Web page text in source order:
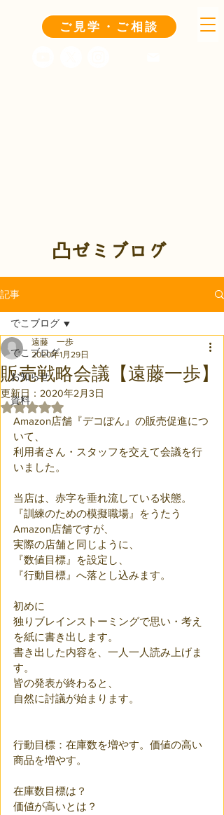
ご見学・ご相談
凸ゼミブログ
記事
でこブログ
お知らせ
資料
でこブログ
販売戦略会議【遠藤一歩】
遠藤 一歩
2020年1月29日
更新日： 2020年2月3日
5つ星のうちNaNと評価されています。
Amazon店舗『デコぽん』の販売促進につ
いて、
利用者さん・スタッフを交えて会議を行
いました。
当店は、赤字を垂れ流している状態。
『訓練のための模擬職場』をうたう
Amazon店舗ですが、
実際の店舗と同じように、
『数値目標』を設定し、
『行動目標』へ落とし込みます。
初めに
独りブレインストーミングで思い・考え
を紙に書き出します。
書き出した内容を、一人一人読み上げま
す。
皆の発表が終わると、
自然に討議が始まります。
行動目標：在庫数を増やす。価値の高い
商品を増やす。
在庫数目標は？
価値が高いとは？